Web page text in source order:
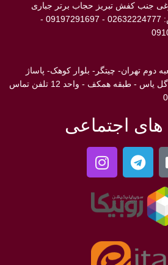
جنب کفش تبریز حجاب برتر جباری
تلفن تماس: 02632224777 - 09197291697 -
دوم تهران- چیتگر- بلوار کوهک- پاساژ
ایرانی اسلامی گل یاس - طبقه همکف - واحد 12 تلفن تماس
اجتماعی